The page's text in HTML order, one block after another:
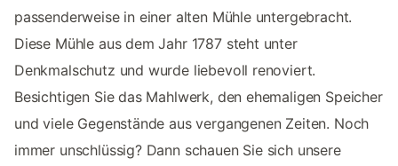
passenderweise in einer alten Mühle untergebracht.
Diese Mühle aus dem Jahr 1787 steht unter
Denkmalschutz und wurde liebevoll renoviert.
Besichtigen Sie das Mahlwerk, den ehemaligen Speicher
und viele Gegenstände aus vergangenen Zeiten. Noch
immer unschlüssig? Dann schauen Sie sich unsere